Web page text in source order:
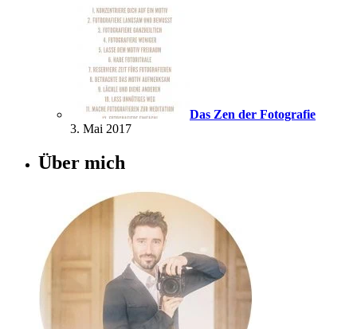
Das Zen der Fotografie
3. Mai 2017
Über mich